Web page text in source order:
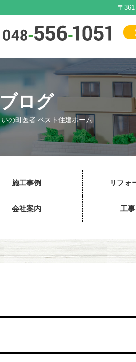
〒
ログ
の町医者 ベスト住建ホーム
施工事例 リフォ
会社案内 工